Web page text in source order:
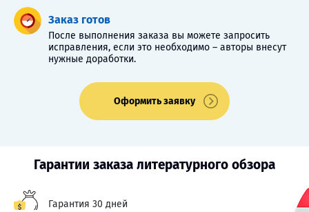
Заказ готов
После выполнения заказа вы можете запросить
исправления, если это необходимо – авторы внесут
нужные доработки.
Оформить заявку
Гарантии заказа литературного обзора
Гарантия 30 дней